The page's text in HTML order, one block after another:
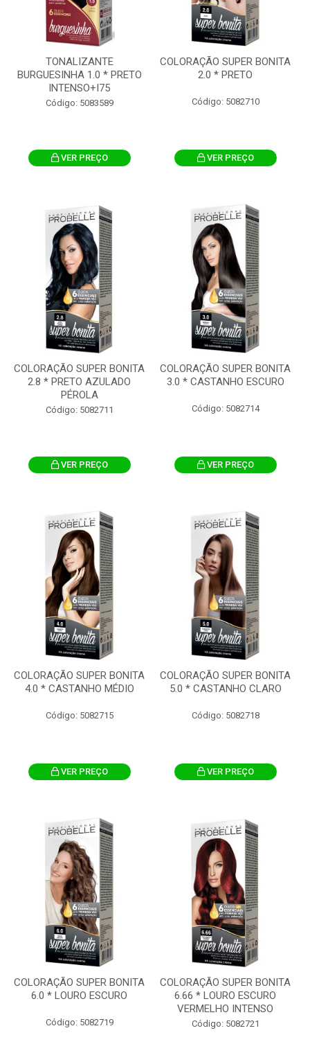
TONALIZANTE
BURGUESINHA 1.0 * PRETO
INTENSO+I75
Código: 5083589
VER PREÇO
COLORAÇÃO SUPER BONITA
2.0 * PRETO
Código: 5082710
VER PREÇO
COLORAÇÃO SUPER BONITA
2.8 * PRETO AZULADO
PÉROLA
Código: 5082711
VER PREÇO
COLORAÇÃO SUPER BONITA
3.0 * CASTANHO ESCURO
Código: 5082714
VER PREÇO
COLORAÇÃO SUPER BONITA
4.0 * CASTANHO MÉDIO
Código: 5082715
VER PREÇO
COLORAÇÃO SUPER BONITA
5.0 * CASTANHO CLARO
Código: 5082718
VER PREÇO
COLORAÇÃO SUPER BONITA
6.0 * LOURO ESCURO
Código: 5082719
COLORAÇÃO SUPER BONITA
6.66 * LOURO ESCURO
VERMELHO INTENSO
Código: 5082721